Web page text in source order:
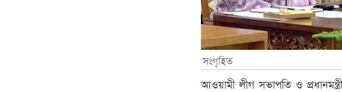
সংগৃহিত
আওয়ামী লীগ সভাপতি ও